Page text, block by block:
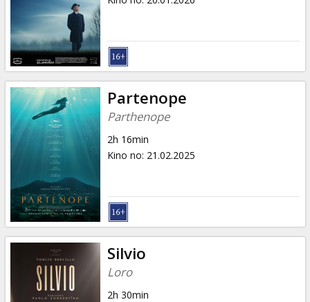
Partenope
Parthenope
2h 16min
Kino no: 21.02.2025
Silvio
Loro
2h 30min